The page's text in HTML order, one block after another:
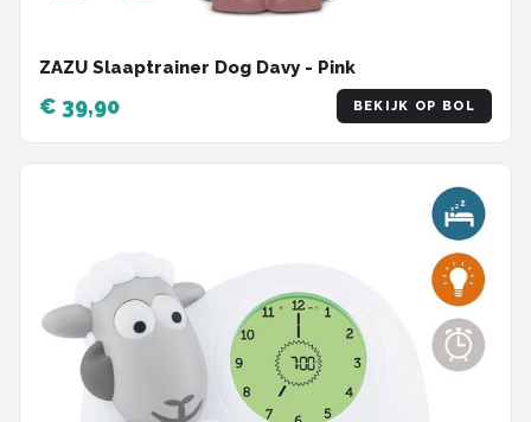
ZAZU Slaaptrainer Dog Davy - Pink
€ 39,90 BEKIJK OP BOL